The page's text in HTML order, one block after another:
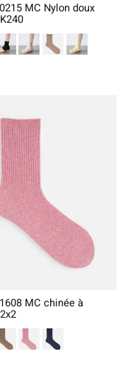
MC Nylon doux
MC chinée à